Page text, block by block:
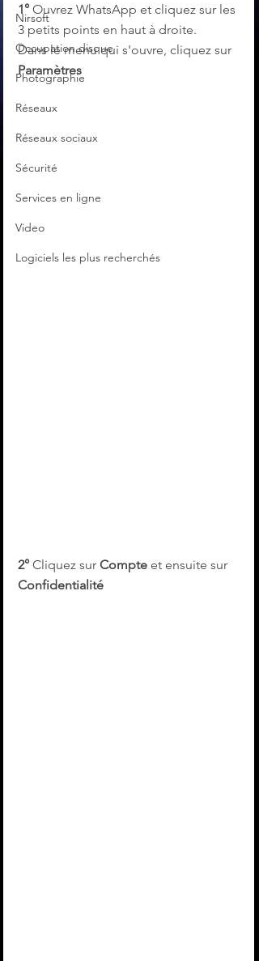
Nirsoft
Occupation disque
Photographie
Réseaux
Réseaux sociaux
Sécurité
Services en ligne
Video
Logiciels les plus recherchés
1° Ouvrez WhatsApp et cliquez sur les
3 petits points en haut à droite.
Dans le menu qui s'ouvre, cliquez sur
Paramètres
2° Cliquez sur Compte et ensuite sur
Confidentialité